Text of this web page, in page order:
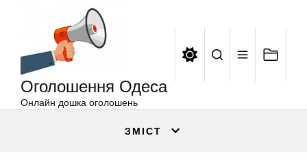
Оголошення Одеса
Онлайн дошка оголошень
ЗМІСТ